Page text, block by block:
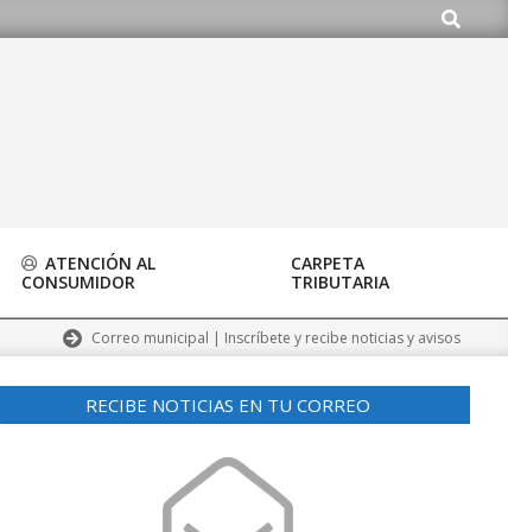
Buscar
ATENCIÓN AL
CONSUMIDOR
CARPETA
TRIBUTARIA
Correo municipal | Inscríbete y recibe noticias y avisos
RECIBE NOTICIAS EN TU CORREO